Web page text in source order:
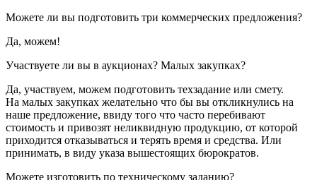
Можете ли вы подготовить три коммерческих предложения?
Да, можем!
Участвуете ли вы в аукционах? Малых закупках?
Да, участвуем, можем подготовить техзадание или смету.
На малых закупках желательно что бы вы откликнулись на
наше предложение, ввиду того что часто перебивают
стоимость и привозят неликвидную продукцию, от которой
приходится отказываться и терять время и средства. Или
принимать, в виду указа вышестоящих бюрократов.
Можете изготовить по техническому заданию?